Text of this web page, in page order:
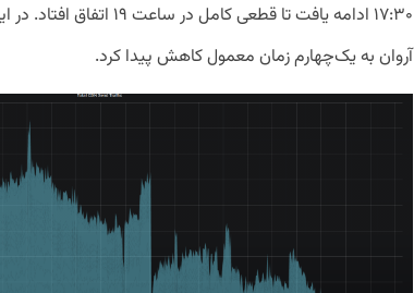
۱۷:۳۰ ادامه یافت تا قطعی کامل
آروان به یک‌چهارم زمان معمول کاهش پیدا کرد.